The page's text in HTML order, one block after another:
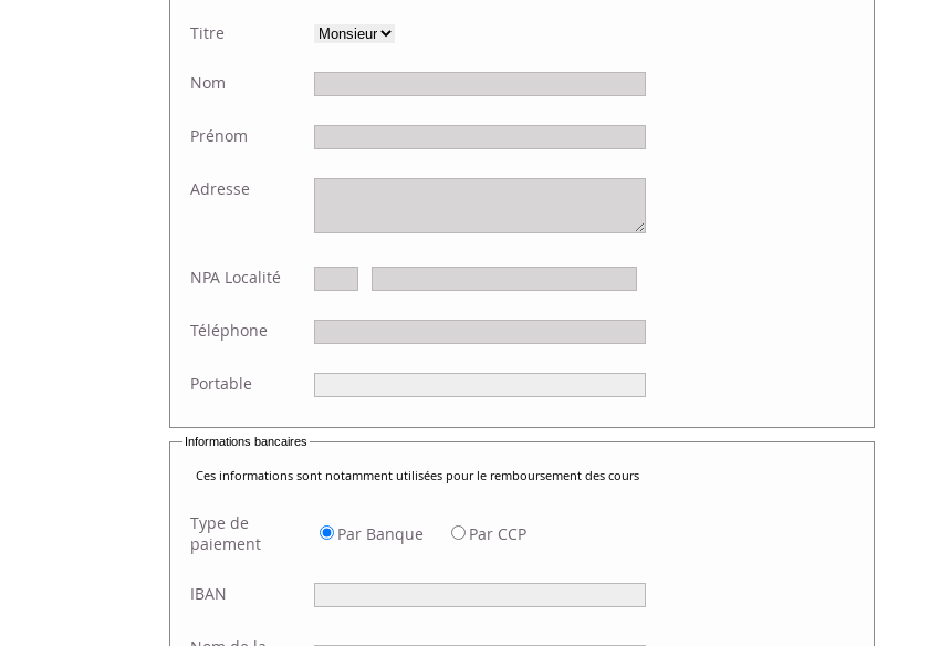
Titre
Nom
Prénom
Adresse
NPA Localité
Téléphone
Portable
Informations bancaires
Ces informations sont notamment utilisées pour le remboursement des cours
Type de
paiement
Par Banque Par CCP
IBAN